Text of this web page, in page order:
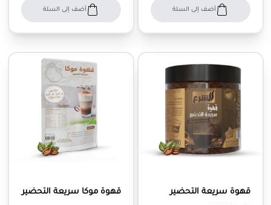
أضف إلى السلة أضف إلى السلة
قهوة سريعة التحضير
قهوة موكا سريعة التحضير